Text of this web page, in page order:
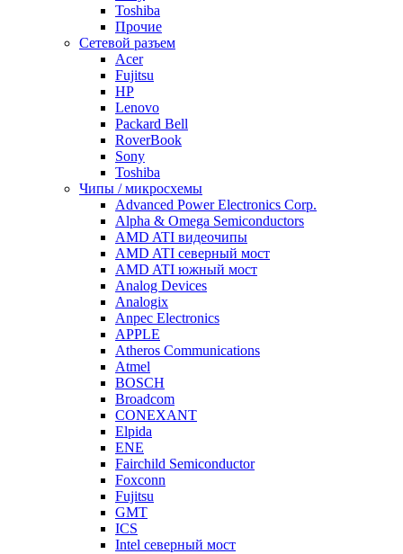
Toshiba
Прочие
Сетевой разъем
Acer
Fujitsu
HP
Lenovo
Packard Bell
RoverBook
Sony
Toshiba
Чипы / микросхемы
Advanced Power Electronics Corp.
Alpha & Omega Semiconductors
AMD ATI видеочипы
AMD ATI северный мост
AMD ATI южный мост
Analog Devices
Analogix
Anpec Electronics
APPLE
Atheros Communications
Atmel
BOSCH
Broadcom
CONEXANT
Elpida
ENE
Fairchild Semiconductor
Foxconn
Fujitsu
GMT
ICS
Intel северный мост